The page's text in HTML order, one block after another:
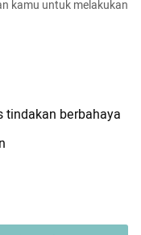
kamu untuk melakukan
tindakan berbahaya